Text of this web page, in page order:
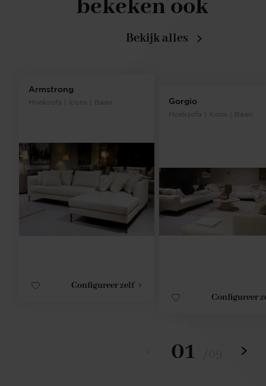
Armstrong
Hoeksofa | Icons | Baan
Configureer zelf
Gorgio
Hoeksofa | Icons | Baan
Configureer
bekeken ook
Bekijk alles
01